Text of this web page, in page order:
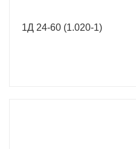
1Д 24-60 (1.020-1)